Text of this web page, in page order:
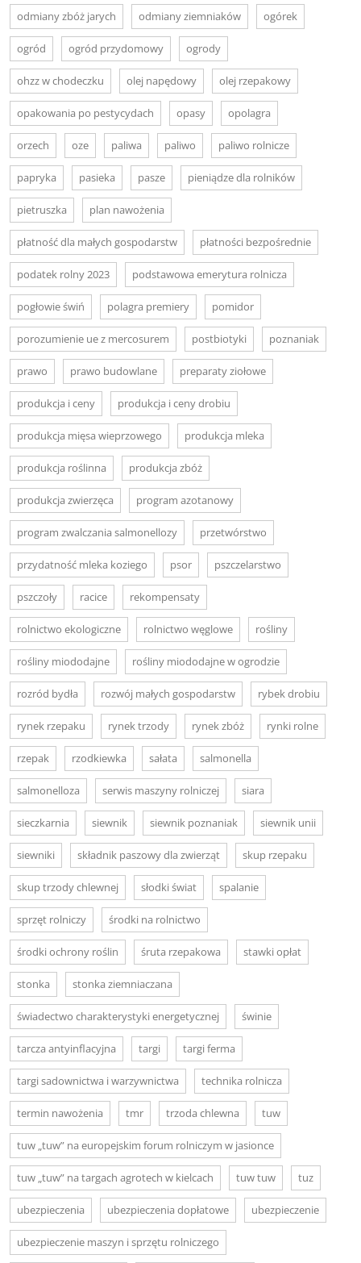
odmiany zbóż jarych odmiany ziemniaków ogórek
ogród ogród przydomowy ogrody
ohzz w chodeczku olej napędowy olej rzepakowy
opakowania po pestycydach opasy opolagra
orzech oze paliwa paliwo paliwo rolnicze
papryka pasieka pasze pieniądze dla rolników
pietruszka plan nawożenia
płatność dla małych gospodarstw płatności bezpośrednie
podatek rolny 2023 podstawowa emerytura rolnicza
pogłowie świń polagra premiery pomidor
porozumienie ue z mercosurem postbiotyki poznaniak
prawo prawo budowlane preparaty ziołowe
produkcja i ceny produkcja i ceny drobiu
produkcja mięsa wieprzowego produkcja mleka
produkcja roślinna produkcja zbóż
produkcja zwierzęca program azotanowy
program zwalczania salmonellozy przetwórstwo
przydatność mleka koziego psor pszczelarstwo
pszczoły racice rekompensaty
rolnictwo ekologiczne rolnictwo węglowe rośliny
rośliny miododajne rośliny miododajne w ogrodzie
rozród bydła rozwój małych gospodarstw rybek drobiu
rynek rzepaku rynek trzody rynek zbóż rynki rolne
rzepak rzodkiewka sałata salmonella
salmonelloza serwis maszyny rolniczej siara
sieczkarnia siewnik siewnik poznaniak siewnik unii
siewniki składnik paszowy dla zwierząt skup rzepaku
skup trzody chlewnej słodki świat spalanie
sprzęt rolniczy środki na rolnictwo
środki ochrony roślin śruta rzepakowa stawki opłat
stonka stonka ziemniaczana
świadectwo charakterystyki energetycznej świnie
tarcza antyinflacyjna targi targi ferma
targi sadownictwa i warzywnictwa technika rolnicza
termin nawożenia tmr trzoda chlewna tuw
tuw „tuw” na europejskim forum rolniczym w jasionce
tuw „tuw” na targach agrotech w kielcach tuw tuw tuz
ubezpieczenia ubezpieczenia dopłatowe ubezpieczenie
ubezpieczenie maszyn i sprzętu rolniczego